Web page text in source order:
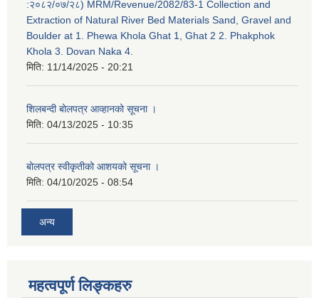
:२०८२/०७/२८) MRM/Revenue/2082/83-1 Collection and
Extraction of Natural River Bed Materials Sand, Gravel and
Boulder at 1. Phewa Khola Ghat 1, Ghat 2 2. Phakphok
Khola 3. Dovan Naka 4.
मिति: 11/14/2025 - 20:21
शिलबन्दी बोलपत्र आव्हानको सूचना ।
मिति: 04/13/2025 - 10:35
बोलपत्र स्वीकृतीको आशयको सूचना ।
मिति: 04/10/2025 - 08:54
अन्य
महत्वपूर्ण लिङ्कहरु